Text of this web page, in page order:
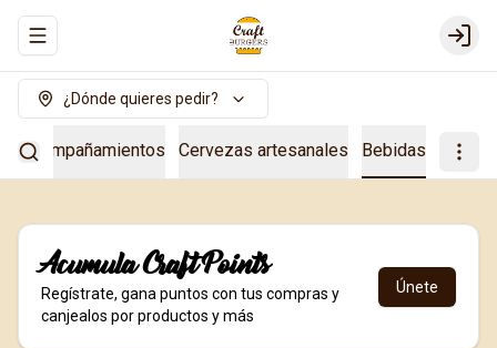
Abrir menu de navegación Login
¿Dónde quieres pedir?
Acompañamientos Cervezas artesanales Bebidas
AcumulaCraft Points
Regístrate, gana puntos con tus compras y
canjealos por productos y más
Únete